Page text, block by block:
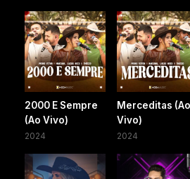
2000 E Sempre
(Ao Vivo)
2024
Merceditas (Ao
Vivo)
2024